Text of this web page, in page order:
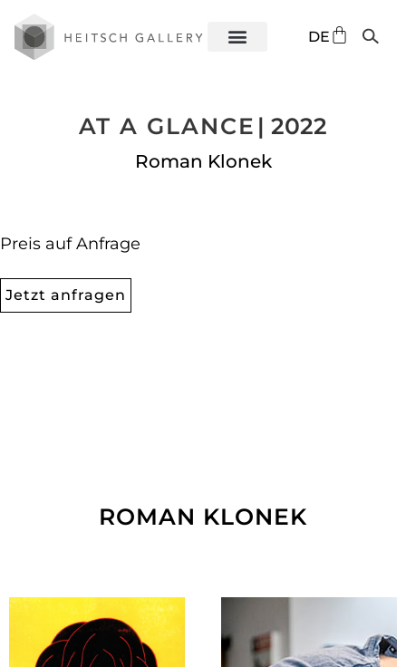
DE
ES
AT A GLANCE | 2022
Roman Klonek
Preis auf Anfrage
Jetzt anfragen
ROMAN KLONEK